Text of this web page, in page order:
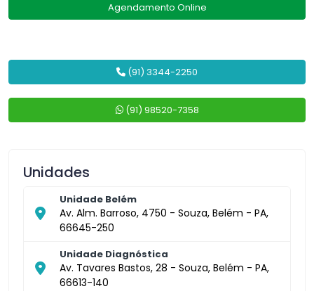
Agendamento Online
(91) 3344-2250
(91) 98520-7358
Unidades
Unidade Belém
Av. Alm. Barroso, 4750 - Souza, Belém - PA,
66645-250
Unidade Diagnóstica
Av. Tavares Bastos, 28 - Souza, Belém - PA,
66613-140